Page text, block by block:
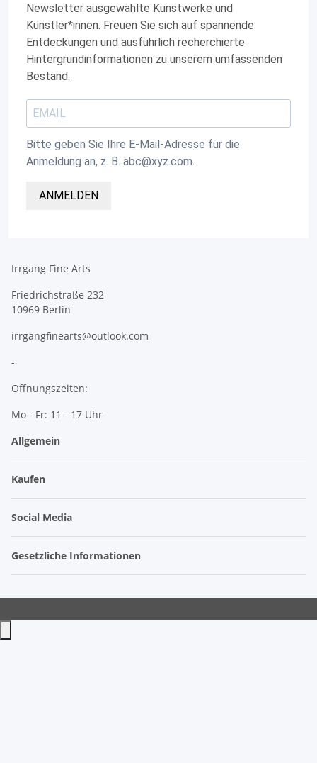
Newsletter ausgewählte Kunstwerke und
Künstler*innen. Freuen Sie sich auf spannende
Entdeckungen und ausführlich recherchierte
Hintergrundinformationen zu unserem umfassenden
Bestand.
Bitte geben Sie Ihre E-Mail-Adresse für die
Anmeldung an, z. B. abc@xyz.com.
ANMELDEN
Irrgang Fine Arts
Friedrichstraße 232
10969 Berlin
irrgangfinearts@outlook.com
-
Öffnungszeiten:
Mo - Fr: 11 - 17 Uhr
Allgemein
Kaufen
Social Media
Gesetzliche Informationen